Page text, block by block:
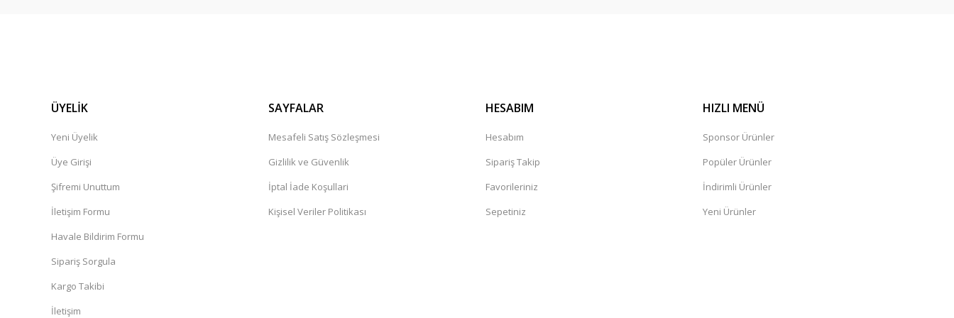
CSLED
ÜYELİK
Yeni Üyelik
Üye Girişi
Şifremi Unuttum
İletişim Formu
Havale Bildirim Formu
Sipariş Sorgula
Kargo Takibi
İletişim
SAYFALAR
Mesafeli Satış Sözleşmesi
Gizlilik ve Güvenlik
İptal İade Koşullari
Kişisel Veriler Politikası
HESABIM
Hesabım
Sipariş Takip
Favorileriniz
Sepetiniz
HIZLI MENÜ
Sponsor Ürünler
Popüler Ürünler
İndirimli Ürünler
Yeni Ürünler